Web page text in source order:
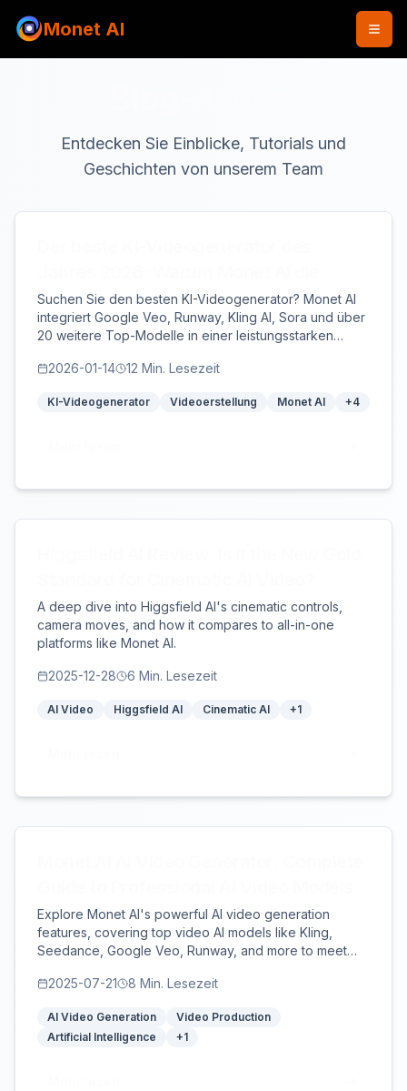
Monet AI
Entdecken Sie Einblicke, Tutorials und
Geschichten von unserem Team
ultimative All-in-One-Lösung ist
Suchen Sie den besten KI-Videogenerator? Monet AI
integriert Google Veo, Runway, Kling AI, Sora und über
20 weitere Top-Modelle in einer leistungsstarken
professionelle Videos und optimieren Sie Ihren
2026-01-14 12 Min. Lesezeit
KI-Videogenerator Videoerstellung Monet AI +4
A deep dive into Higgsfield AI's cinematic controls,
camera moves, and how it compares to all-in-one
platforms like Monet AI.
2025-12-28 6 Min. Lesezeit
AI Video Higgsfield AI Cinematic AI +1
Explore Monet AI's powerful AI video generation
features, covering top video AI models like Kling,
Seedance, Google Veo, Runway, and more to meet
grade video content.
2025-07-21 8 Min. Lesezeit
AI Video Generation
Video Production
Artificial Intelligence
+1